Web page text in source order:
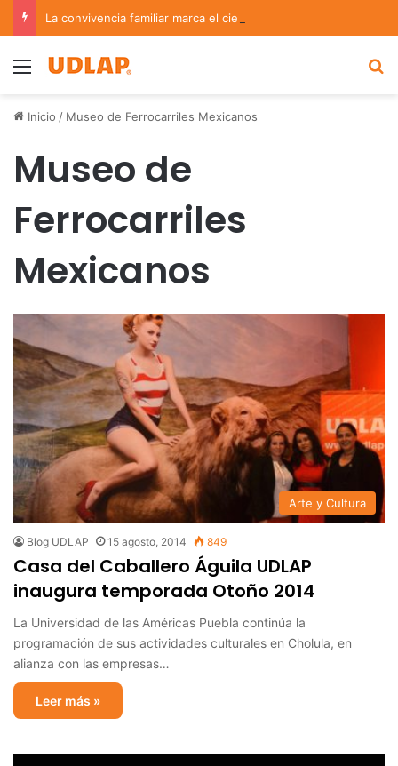
Menu
Inicio / Museo de Ferrocarriles Mexicanos
Museo de
Ferrocarriles
Mexicanos
Arte y Cultura
Blog UDLAP 15 agosto, 2014 849
Casa del Caballero Águila UDLAP
inaugura temporada Otoño 2014
La Universidad de las Américas Puebla continúa la
programación de sus actividades culturales en Cholula, en
alianza con las empresas…
Leer más »